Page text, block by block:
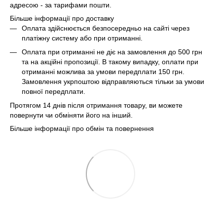
адресою - за тарифами пошти.
Більше інформації про доставку
Оплата здійснюється безпосередньо на сайті через
платіжну систему або при отриманні.
Оплата при отриманні не діє на замовлення до 500 грн
та на акційні пропозиції. В такому випадку, оплати при
отриманні можлива за умови передплати 150 грн.
Замовлення укрпоштою відправляються тільки за умови
повної передплати.
Протягом 14 днів після отримання товару, ви можете
повернути чи обміняти його на інший.
Більше інформації про обмін та повернення